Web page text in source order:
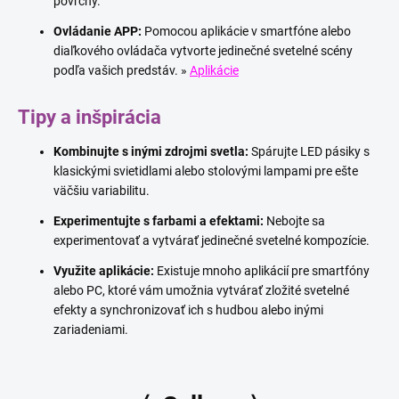
Ovládanie APP: Pomocou aplikácie v smartfóne alebo
diaľkového ovládača vytvorte jedinečné svetelné scény
podľa vašich predstáv. » Aplikácie
Tipy a inšpirácia
Kombinujte s inými zdrojmi svetla: Spárujte LED pásiky s
klasickými svietidlami alebo stolovými lampami pre ešte
väčšiu variabilitu.
Experimentujte s farbami a efektami: Nebojte sa
experimentovať a vytvárať jedinečné svetelné kompozície.
Využite aplikácie: Existuje mnoho aplikácií pre smartfóny
alebo PC, ktoré vám umožnia vytvárať zložité svetelné
efekty a synchronizovať ich s hudbou alebo inými
zariadeniami.